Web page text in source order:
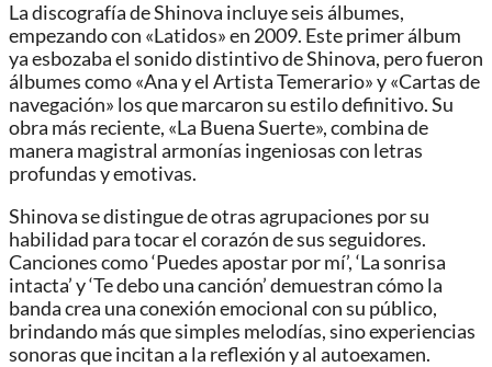
La discografía de Shinova incluye seis álbumes,
empezando con «Latidos» en 2009. Este primer álbum
ya esbozaba el sonido distintivo de Shinova, pero fueron
álbumes como «Ana y el Artista Temerario» y «Cartas de
navegación» los que marcaron su estilo definitivo. Su
obra más reciente, «La Buena Suerte», combina de
manera magistral armonías ingeniosas con letras
profundas y emotivas.
Shinova se distingue de otras agrupaciones por su
habilidad para tocar el corazón de sus seguidores.
Canciones como ‘Puedes apostar por mí’, ‘La sonrisa
intacta’ y ‘Te debo una canción’ demuestran cómo la
banda crea una conexión emocional con su público,
brindando más que simples melodías, sino experiencias
sonoras que incitan a la reflexión y al autoexamen.